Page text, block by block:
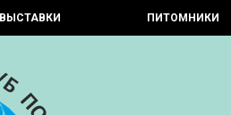
ВЫСТАВКИ ПИТОМНИКИ